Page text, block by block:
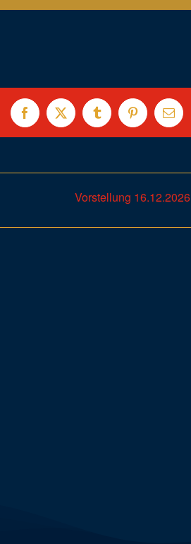
Facebook
X TumblrPinterest
E-
Mail
Vorstellung 16.12.2026